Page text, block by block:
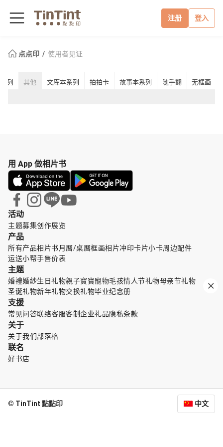
注册 登入
点点印 使用者见证
列 其他 文库本系列 拍拍卡 故事本系列 随手翻 无框画
活动
主题募集创作展览
产品
所有产品相片书月曆/桌曆框画相片冲印卡片小卡周边配件
运送小帮手售价表
主题
婚禮婚紗生日礼物親子寶寶寵物毛孩情人节礼物母亲节礼物
圣诞礼物新年礼物交换礼物毕业纪念册
支援
常见问答联络客服客制企业礼品隐私条款
关于
关于我们部落格
联名
好书店
用 App 做相片书
© TinTint 點點印 中文